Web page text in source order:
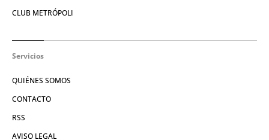
CLUB METRÓPOLI
Servicios
QUIÉNES SOMOS
CONTACTO
RSS
AVISO LEGAL